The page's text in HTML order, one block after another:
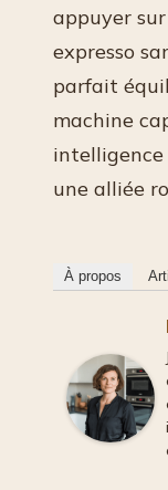
appuyer
expresso
parfait
machine
une alliée
À propos